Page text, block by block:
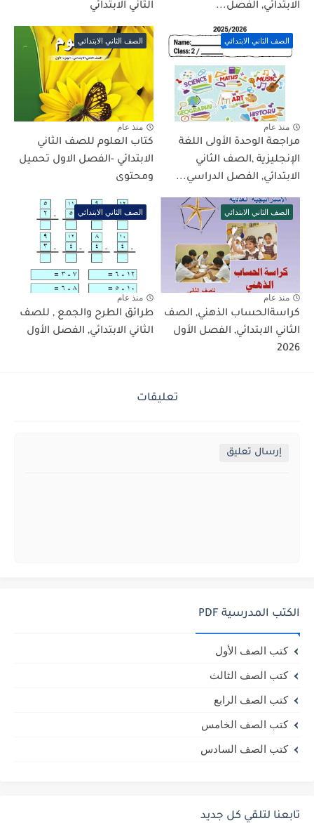
الابتدائي, الفصل...
الثاني الابتدائي
الصف الثاني الابتدائي
منذ عام
مراجعة الوحدة الأولى اللغة
الإنجليزية ,الصف الثاني
الابتدائي, الفصل الدراسي...
الصف الثاني الابتدائي
منذ عام
كتاب العلوم للصف الثاني
الابتدائي -الفصل الاول تحميل
ومحتوى
الصف الثاني الابتدائي
منذ عام
كراسةالحساب الذهني, الصف
الثاني الابتدائي, الفصل الأول
2026
الصف الثاني الابتدائي
منذ عام
طرائق الطرح والجمع , للصف
الثاني الابتدائي, الفصل الأول
تعليقات
إرسال تعليق
الكتب المدرسية PDF
كتب الصف الأول
كتب الصف الثالث
كتب الصف الرابع
كتب الصف الخامس
كتب الصف السادس
تابعنا لتلقي كل جديد